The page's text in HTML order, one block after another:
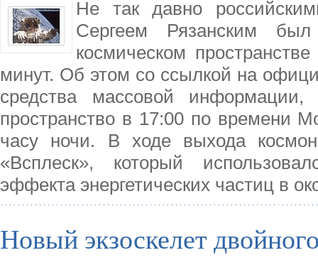
Не так давно
Сергеем Рязанским
космическом
минут. Об этом со ссылкой на
средства массовой
пространство в 17:00 по времени
часу ночи. В ходе выхода
«Всплеск», который
эффекта энергетических частиц в
Новый экзоскелет